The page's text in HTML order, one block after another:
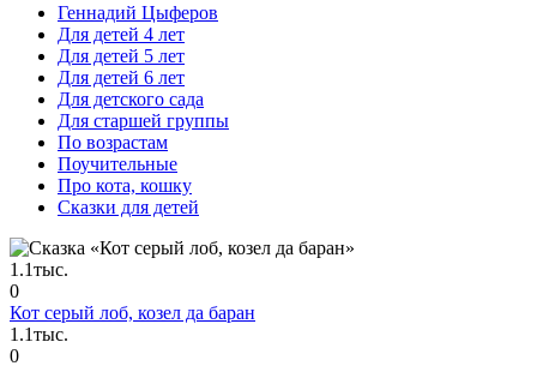
Геннадий Цыферов
Для детей 4 лет
Для детей 5 лет
Для детей 6 лет
Для детского сада
Для старшей группы
По возрастам
Поучительные
Про кота, кошку
Сказки для детей
1.1тыс.
0
Кот серый лоб, козел да баран
1.1тыс.
0